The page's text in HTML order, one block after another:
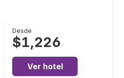
Desde
$1,226
Ver hotel